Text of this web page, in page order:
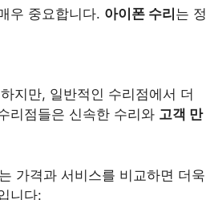
우 중요합니다. 아이폰 수리는 정
지만, 일반적인 수리점에서 더
리점들은 신속한 수리와 고객 만
가격과 서비스를 비교하면 더욱
니다: